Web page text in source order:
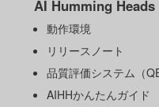
AI Humming Heads
動作環境
リリースノート
品質評価システム（
AIHHかんたんガイド